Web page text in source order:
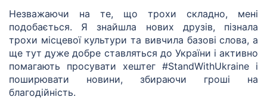
Незважаючи на те, що трохи складно, мені
подобається. Я знайшла нових друзів, пізнала
трохи місцевої культури та вивчила базові слова, а
ще тут дуже добре ставляться до України і активно
помагають просувати хештег #StandWithUkraine і
поширювати новини, збираючи гроші на
благодійність.